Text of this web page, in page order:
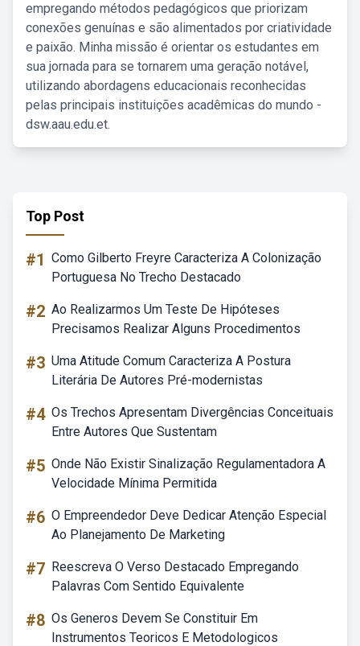
empregando métodos pedagógicos que priorizam
conexões genuínas e são alimentados por criatividade
e paixão. Minha missão é orientar os estudantes em
sua jornada para se tornarem uma geração notável,
utilizando abordagens educacionais reconhecidas
pelas principais instituições acadêmicas do mundo -
dsw.aau.edu.et.
Top Post
#1 Como Gilberto Freyre Caracteriza A Colonização
Portuguesa No Trecho Destacado
#2 Ao Realizarmos Um Teste De Hipóteses
Precisamos Realizar Alguns Procedimentos
#3 Uma Atitude Comum Caracteriza A Postura
Literária De Autores Pré-modernistas
#4 Os Trechos Apresentam Divergências Conceituais
Entre Autores Que Sustentam
#5 Onde Não Existir Sinalização Regulamentadora A
Velocidade Mínima Permitida
#6 O Empreendedor Deve Dedicar Atenção Especial
Ao Planejamento De Marketing
#7 Reescreva O Verso Destacado Empregando
Palavras Com Sentido Equivalente
#8 Os Generos Devem Se Constituir Em
Instrumentos Teoricos E Metodologicos